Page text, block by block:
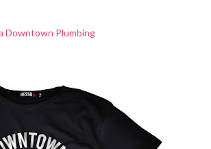
Downtown Plumbing